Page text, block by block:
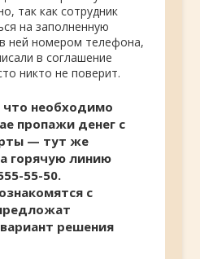
так как сотрудник
на заполненную
ней номером телефона,
в соглашение
никто не поверит.
что необходимо
пропажи денег с
— тут же
горячую линию
55-50.
с
решения